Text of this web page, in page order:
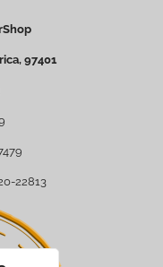
97401
22813